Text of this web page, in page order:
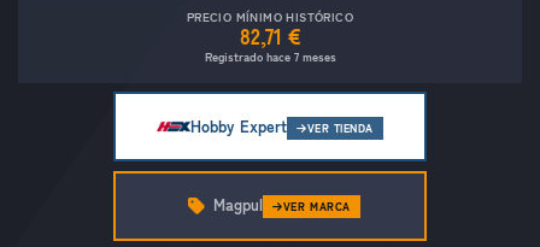
PRECIO MÍNIMO HISTÓRICO
82,71 €
Registrado hace 7 meses
Hobby Expert VER TIENDA
Magpul VER MARCA